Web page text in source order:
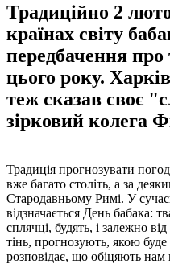
Традиційно 2
країнах світу
передбачення про
цього року.
теж сказав своє
зірковий колега
Традиція прогнозувати
вже багато століть, а за
Стародавньому Римі. У
відзначається День бабака:
сплячці, будять, і залежно
тінь, прогнозують, якою буде
розповідає, що обіцяють нам